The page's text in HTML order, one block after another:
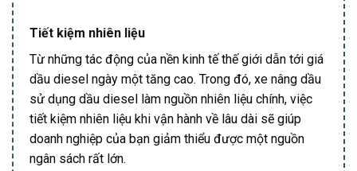
Tiết kiệm nhiên liệu
Từ những tác động của nền kinh tế thế giới dẫn tới giá
dầu diesel ngày một tăng cao. Trong đó, xe nâng dầu
sử dụng dầu diesel làm nguồn nhiên liệu chính, việc
tiết kiệm nhiên liệu khi vận hành về lâu dài sẽ giúp
doanh nghiệp của bạn giảm thiểu được một nguồn
ngân sách rất lớn.